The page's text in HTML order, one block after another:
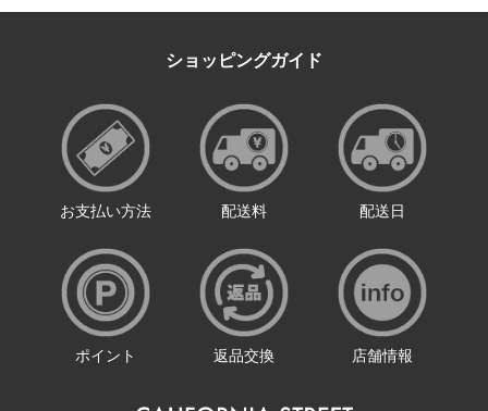
ショッピングガイド
お支払い方法 配送料 配送日
ポイント 返品交換 店舗情報